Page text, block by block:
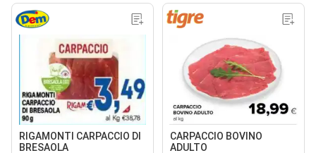
RIGAMONTI CARPACCIO DI
BRESAOLA
CARPACCIO BOVINO
ADULTO